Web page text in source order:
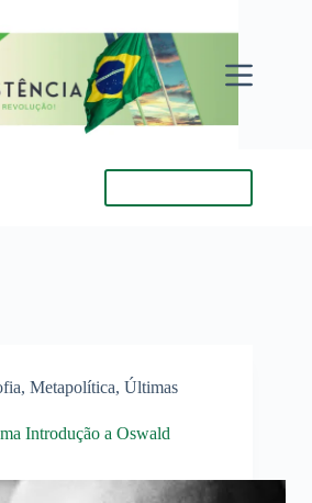
, Metapolítica, Últimas
Introdução a Oswald